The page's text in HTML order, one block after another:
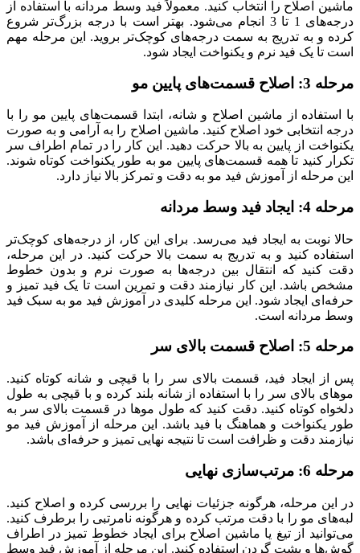
ماشین اصلاح را انتخاب کنید. معمولاً فید وسط مردانه با استفاده از
درجه‌های 1 تا 3 انجام می‌شود. بهتر است با درجه بزرگ‌تر شروع
کرده و به تدریج به سمت درجه‌های کوچک‌تر بروید. این مرحله مهم
است تا یک فید نرم و یکنواخت ایجاد شود.
مرحله 3: اصلاح قسمت‌های پایین مو
با استفاده از ماشین اصلاح و شانه، ابتدا قسمت‌های پایین مو را با
درجه انتخابی خود اصلاح کنید. ماشین اصلاح را به آرامی و به صورت
یکنواخت از پایین به بالا حرکت دهید. این کار را در تمام اطراف سر
تکرار کنید تا همه قسمت‌های پایین مو به طور یکنواخت کوتاه شوند.
این مرحله از آموزش فید مو به دقت و تمرکز بالا نیاز دارد.
مرحله 4: ایجاد فید وسط مردانه
حالا نوبت به ایجاد فید می‌رسد. برای این کار، از درجه‌های کوچک‌تر
استفاده کنید و به تدریج به سمت بالا حرکت کنید. در این مرحله،
دقت کنید که انتقال بین درجه‌ها به صورت نرم و بدون خطوط
مشخص باشد. این کار نیازمند دقت و تمرین است تا یک فید تمیز و
حرفه‌ای ایجاد شود. این مرحله کلیدی در آموزش فید مو به سبک فید
وسط مردانه است.
مرحله 5: اصلاح قسمت بالای سر
پس از ایجاد فید، قسمت بالای سر را با قیچی و شانه کوتاه کنید.
موهای بالای سر را با استفاده از شانه بلند کرده و با قیچی به طول
دلخواه کوتاه کنید. دقت کنید که طول موها در قسمت بالای سر به
طور یکنواخت و هماهنگ با فید باشد. این مرحله از آموزش فید مو
نیازمند دقت و ظرافت است تا نتیجه نهایی تمیز و حرفه‌ای باشد.
مرحله 6: مرتب‌سازی نهایی
در این مرحله، هرگونه جزئیات نهایی را بررسی کرده و اصلاح کنید.
لبه‌های مو را با دقت مرتب کرده و هرگونه نامرتبی را برطرف کنید.
می‌توانید از تیغ یا ماشین اصلاح برای ایجاد خطوط تمیز در اطراف
گوش‌ها و پشت گردن استفاده کنید. این مرحله از آموزش فید وسط